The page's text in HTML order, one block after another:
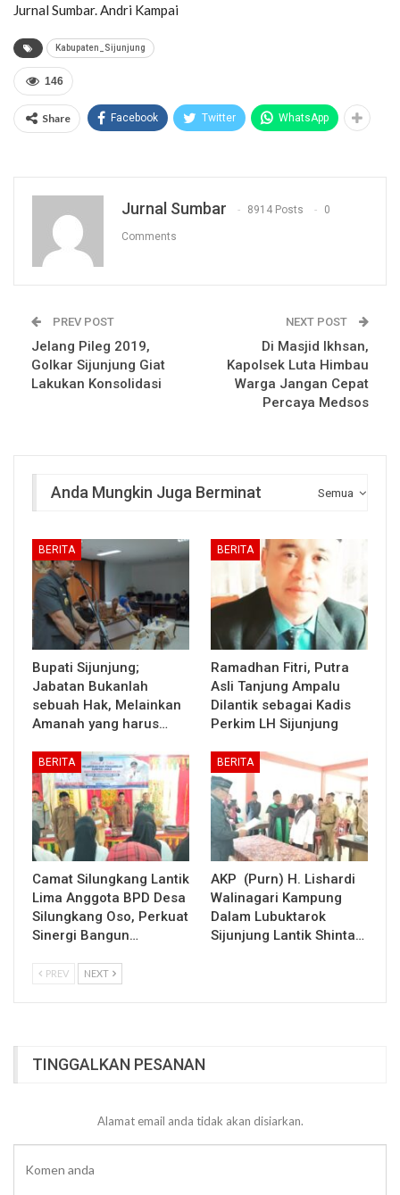
Jurnal Sumbar. Andri Kampai
Kabupaten_Sijunjung
146
Share Facebook Twitter WhatsApp
Jurnal Sumbar 8914 Posts 0
Comments
PREV POST
Jelang Pileg 2019,
Golkar Sijunjung Giat
Lakukan Konsolidasi
NEXT POST
Di Masjid Ikhsan,
Kapolsek Luta Himbau
Warga Jangan Cepat
Percaya Medsos
Semua
Anda Mungkin Juga Berminat
BERITA
Bupati Sijunjung;
Jabatan Bukanlah
sebuah Hak, Melainkan
Amanah yang harus…
BERITA
Ramadhan Fitri, Putra
Asli Tanjung Ampalu
Dilantik sebagai Kadis
Perkim LH Sijunjung
BERITA
Camat Silungkang Lantik
Lima Anggota BPD Desa
Silungkang Oso, Perkuat
Sinergi Bangun…
BERITA
AKP (Purn) H. Lishardi
Walinagari Kampung
Dalam Lubuktarok
Sijunjung Lantik Shinta…
PREV NEXT
TINGGALKAN PESANAN
Alamat email anda tidak akan disiarkan.